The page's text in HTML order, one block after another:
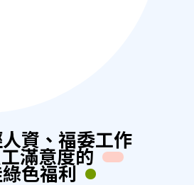
資、福委工作
滿意度的
色福利